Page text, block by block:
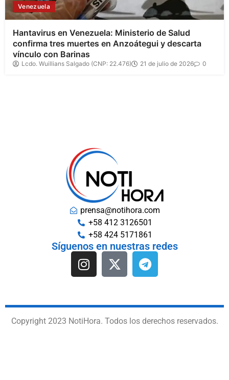
Venezuela
Hantavirus en Venezuela: Ministerio de Salud
confirma tres muertes en Anzoátegui y descarta
vínculo con Barinas
Lcdo. Wuillians Salgado (CNP: 22.476) 21 de julio de 2026 0
prensa@notihora.com
+58 412 3126501
+58 424 5171861
Síguenos en nuestras redes
Copyright 2023 NotiHora. Todos los derechos reservados.